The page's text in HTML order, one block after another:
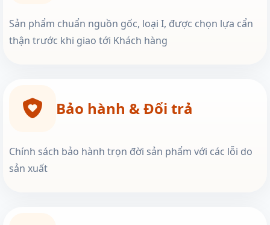
Sản phẩm chuẩn nguồn gốc, loại I, được chọn lựa cẩn
thận trước khi giao tới Khách hàng
Bảo hành & Đổi trả
Chính sách bảo hành trọn đời sản phẩm với các lỗi do
sản xuất